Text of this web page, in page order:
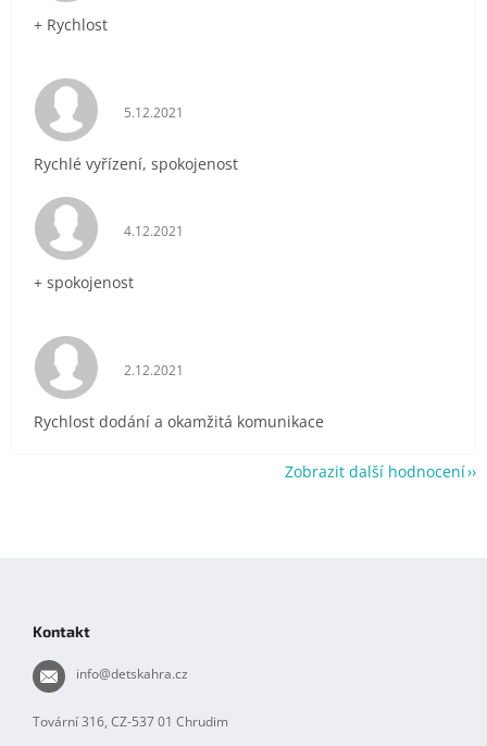
+ Rychlost
Hodnocení obchodu je 5 z 5 hvězdiček.
5.12.2021
Rychlé vyřízení, spokojenost
Hodnocení obchodu je 5 z 5 hvězdiček.
4.12.2021
+ spokojenost
Hodnocení obchodu je 5 z 5 hvězdiček.
2.12.2021
Rychlost dodání a okamžitá komunikace
Zobrazit další hodnocení
Kontakt
info@detskahra.cz
Tovární 316, CZ-537 01 Chrudim